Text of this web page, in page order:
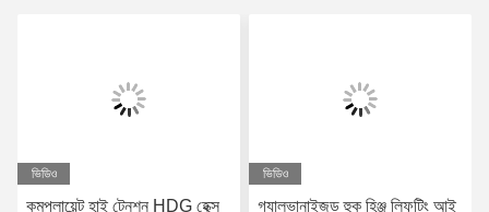
ভিডিও
কমপ্লায়েন্ট হাই টেনশন HDG হেক্স
ভিডিও
গ্যালভানাইজড হুক হিঞ্জ লিফটিং আই